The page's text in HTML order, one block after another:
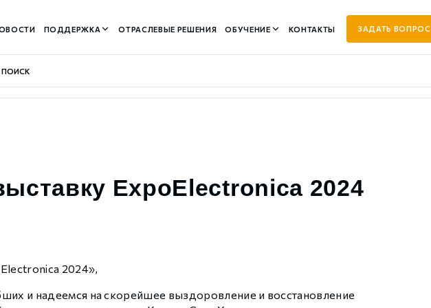
ПОДДЕРЖКА ОТРАСЛЕВЫЕ РЕШЕНИЯ ОБУЧЕНИЕ КОНТАКТЫ ЗАДАТЬ ВОПРОС
ExpoElectronica 2024
2024»,
и надеемся на скорейшее выздоровление и восстановление